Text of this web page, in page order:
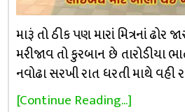
મારૂં તો ઠીક પણ મારાં મિત્રનાં ઢોર
મરીજાવ તો કુરબાન છે
નવોઢા સરખી રાત ધરતી માથે વહી
[Continue Reading...]